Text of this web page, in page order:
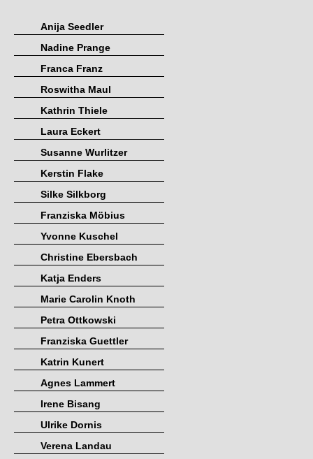
Anija Seedler
Nadine Prange
Franca Franz
Roswitha Maul
Kathrin Thiele
Laura Eckert
Susanne Wurlitzer
Kerstin Flake
Silke Silkborg
Franziska Möbius
Yvonne Kuschel
Christine Ebersbach
Katja Enders
Marie Carolin Knoth
Petra Ottkowski
Franziska Guettler
Katrin Kunert
Agnes Lammert
Irene Bisang
Ulrike Dornis
Verena Landau